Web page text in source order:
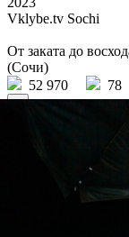
Vklybe.tv Sochi
От заката до
(Сочи)
52 970
×
Ссылка на отбор